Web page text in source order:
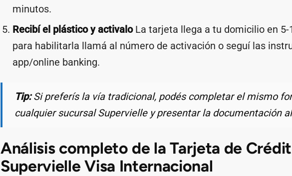
minutos.
Recibí el plástico y activaloLa tarjeta llega a tu domicilio en 5-
para habilitarla llamá al número de activación o seguí las
app/online banking.
Tip:Si preferís la vía tradicional, podés completar el mismo
cualquier sucursal Supervielle y presentar la documentación
Análisis completo de la Tarjeta de
Supervielle Visa Internacional